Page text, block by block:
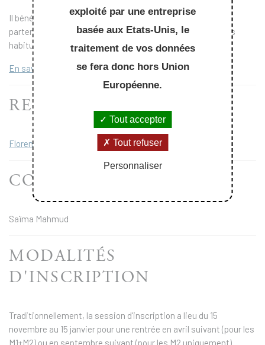
Il bénéficie d’une forte notoriété auprès des différents
partenaires entreprises (plus de vingt sont des partenaires
habituels) et auprès du monde académique.
En savoir plus
RESPONSABLE
Florence Charue-Duboc
CONTACT
Saïma Mahmud
MODALITÉS
D'INSCRIPTION
Traditionnellement, la session d'inscription a lieu du 15
novembre au 15 janvier pour une rentrée en avril suivant (pour les
M1+M2) ou en septembre suivant (pour les M2 uniquement).
exploité par une entreprise
basée aux Etats-Unis, le
traitement de vos données
se fera donc hors Union
Européenne.
Tout accepter
Tout refuser
Personnaliser